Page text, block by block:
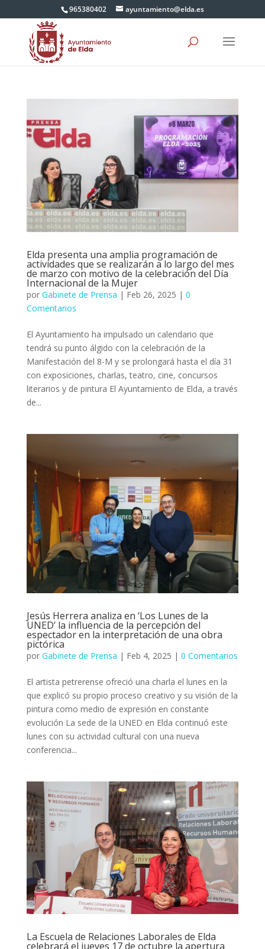
965380402 ayuntamiento@elda.es
Elda presenta una amplia programación de
actividades que se realizarán a lo largo del mes
de marzo con motivo de la celebración del Día
Internacional de la Mujer
por Gabinete de Prensa | Feb 26, 2025 | 0
Comentarios
El Ayuntamiento ha impulsado un calendario que
tendrá su punto álgido con la celebración de la
Manifestación del 8-M y se prolongará hasta el día 31
con exposiciones, charlas, teatro, cine, concursos
literarios y de pintura El Ayuntamiento de Elda, a través
de...
Jesús Herrera analiza en ‘Los Lunes de la
UNED’ la influencia de la percepción del
espectador en la interpretación de una obra
pictórica
por Gabinete de Prensa | Feb 4, 2025 | 0 Comentarios
El artista petrerense ofreció una charla el lunes en la
que explicó su propio proceso creativo y su visión de la
pintura como medio de expresión en constante
evolución La sede de la UNED en Elda continuó este
lunes con su actividad cultural con una nueva
conferencia...
La Escuela de Relaciones Laborales de Elda
celebrará el jueves 17 de octubre la apertura